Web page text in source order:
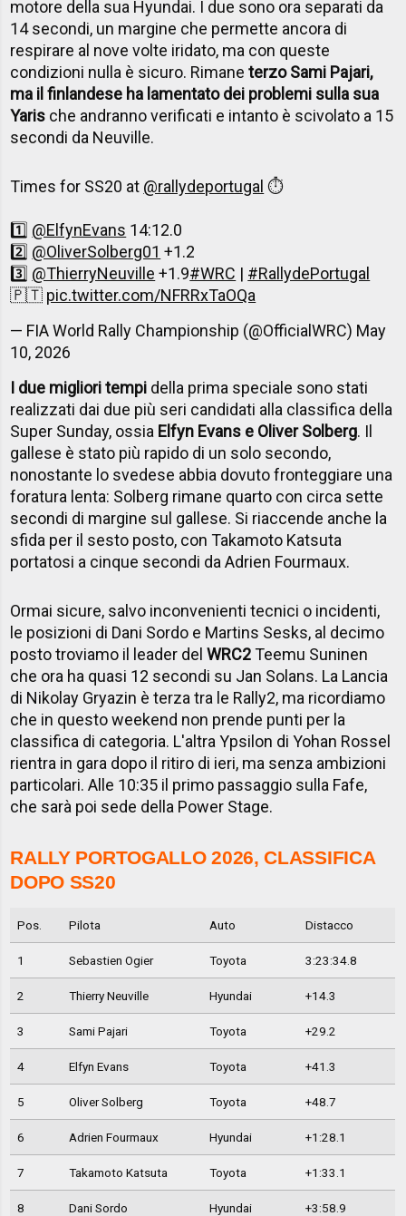
motore della sua Hyundai. I due sono ora separati da
14 secondi, un margine che permette ancora di
respirare al nove volte iridato, ma con queste
condizioni nulla è sicuro. Rimaneterzo Sami Pajari,
ma il finlandese ha lamentato dei problemi sulla sua
Yaris che andranno verificati e intanto è scivolato a 15
secondi da Neuville.
Times for SS20 at @rallydeportugal ⏱️
1️⃣ @ElfynEvans 14:12.0
2️⃣ @OliverSolberg01 +1.2
3️⃣ @ThierryNeuville +1.9#WRC | #RallydePortugal
🇵🇹 pic.twitter.com/NFRRxTaOQa
— FIA World Rally Championship (@OfficialWRC) May
10, 2026
I due migliori tempi della prima speciale sono stati
realizzati dai due più seri candidati alla classifica della
Super Sunday, ossia Elfyn Evans e Oliver Solberg. Il
gallese è stato più rapido di un solo secondo,
nonostante lo svedese abbia dovuto fronteggiare una
foratura lenta: Solberg rimane quarto con circa sette
secondi di margine sul gallese. Si riaccende anche la
sfida per il sesto posto, con Takamoto Katsuta
portatosi a cinque secondi da Adrien Fourmaux.
Ormai sicure, salvo inconvenienti tecnici o incidenti,
le posizioni di Dani Sordo e Martins Sesks, al decimo
posto troviamo il leader delWRC2Teemu Suninen
che ora ha quasi 12 secondi su Jan Solans. La Lancia
di Nikolay Gryazin è terza tra le Rally2, ma ricordiamo
che in questo weekend non prende punti per la
classifica di categoria. L'altra Ypsilon di Yohan Rossel
rientra in gara dopo il ritiro di ieri, ma senza ambizioni
particolari. Alle 10:35 il primo passaggio sulla Fafe,
che sarà poi sede della Power Stage.
RALLY PORTOGALLO 2026, CLASSIFICA
DOPO SS20
Pos. Pilota Auto Distacco
1 Sebastien Ogier Toyota 3:23:34.8
2 Thierry Neuville Hyundai +14.3
3 Sami Pajari Toyota +29.2
4 Elfyn Evans Toyota +41.3
5 Oliver Solberg Toyota +48.7
6 Adrien Fourmaux Hyundai +1:28.1
7 Takamoto Katsuta Toyota +1:33.1
8 Dani Sordo Hyundai +3:58.9